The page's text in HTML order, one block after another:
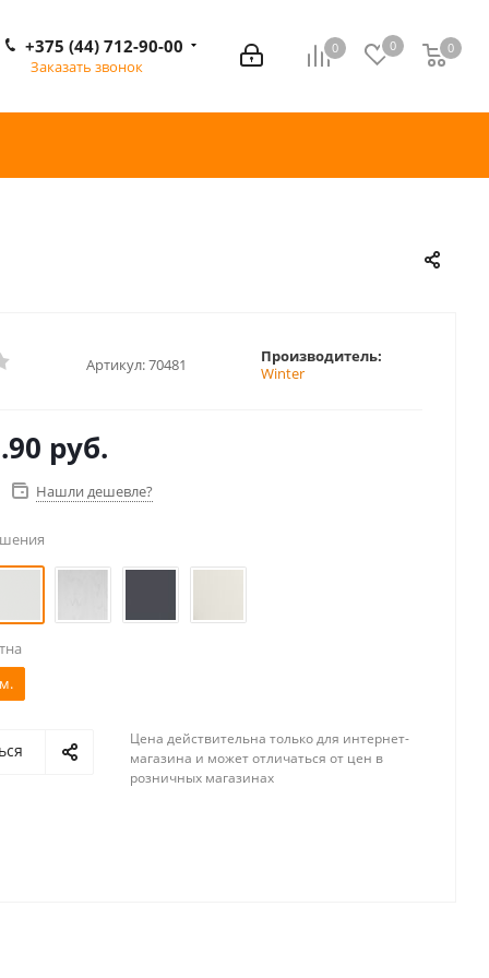
0 0 0
0
+375 (44) 712-90-00
Заказать звонок
Артикул:70481
Производитель:
Winter
руб.
Нашли дешевле?
Цена действительна только для интернет-
магазина и может отличаться от цен в
розничных магазинах